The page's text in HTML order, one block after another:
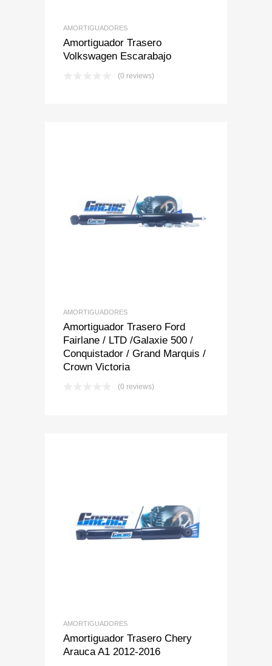
AMORTIGUADORES
Amortiguador Trasero
Volkswagen Escarabajo
(0 reviews)
Add to Wishlist
Add to Compare
AMORTIGUADORES
Amortiguador Trasero Ford
Fairlane / LTD /Galaxie 500 /
Conquistador / Grand Marquis /
Crown Victoria
(0 reviews)
Add to Wishlist
Add to Compare
AMORTIGUADORES
Amortiguador Trasero Chery
Arauca A1 2012-2016